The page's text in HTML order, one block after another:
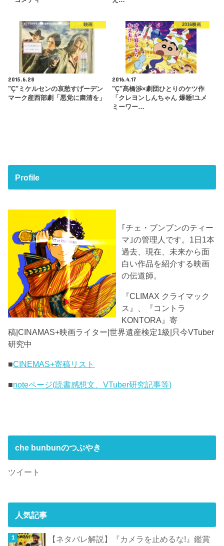
映画
2015.6.28
"Ç"ミケルセンの哀愁すげーデン
マーク産西部劇「悪党に粛清を」
2016映画
2016.4.17
"Ç"髙橋渉×劇団ひとりのケツ作
「クレヨンしんちゃん 爆睡!ユメ
ミーワー…
Profile
｢チェ・ブンブンのティー
マ｣の管理人です。1日1本
過去、現在、未来から面
白い作品を紹介する映画
の伝道師。
『CLIMAX クライマック
ス』、『コントラ
KONTORA』寄
稿|CINAMAS+映画ライター|世界遺産検定1級|只今VTuber
研究中
■CINEMAS+寄稿リスト
■noteページ(読書感想文、VTuber研究記事等)
che bunbunのつぶやき
ツイート
人気記事
【ネタバレ解説】『カメラを止めるな!』鑑賞